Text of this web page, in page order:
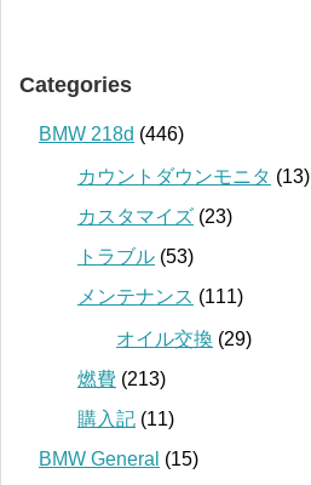
Categories
BMW 218d (446)
カウントダウンモニタ (13)
カスタマイズ (23)
トラブル (53)
メンテナンス (111)
オイル交換 (29)
燃費 (213)
購入記 (11)
BMW General (15)